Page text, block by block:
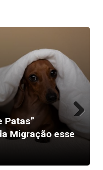
Patas”
Migração esseNext